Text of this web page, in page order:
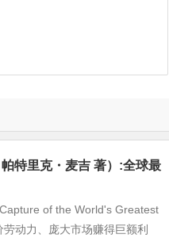
特里克・麦吉 著）:全球最
of the World's Greatest
动力、庞大市场赚得巨额利